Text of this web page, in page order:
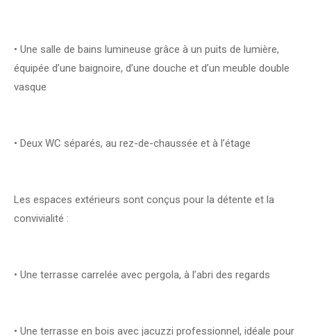
• Une salle de bains lumineuse grâce à un puits de lumière,
équipée d’une baignoire, d’une douche et d’un meuble double
vasque
• Deux WC séparés, au rez-de-chaussée et à l’étage
Les espaces extérieurs sont conçus pour la détente et la
convivialité :
• Une terrasse carrelée avec pergola, à l’abri des regards
• Une terrasse en bois avec jacuzzi professionnel, idéale pour